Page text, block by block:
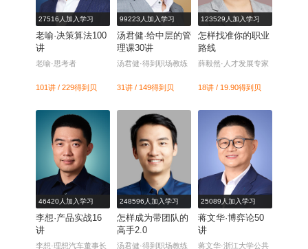
27516人加入学习
老喻·决策算法100
讲
老喻·思考者
101讲 / 229得到贝
99223人加入学习
汤君健·给中层的管
理课30讲
汤君健·得到职场教练
31讲 / 149得到贝
123529人加入学习
怎样找准你的职业
路线
薛毅然·人才发展专家
18讲 / 19.90得到贝
46420人加入学习
李想·产品实战16
讲
李想·理想汽车董事长
248596人加入学习
怎样成为带团队的
高手2.0
汤君健·得到职场教练
25089人加入学习
蒋文华·博弈论50
讲
蒋文华·浙江大学公共